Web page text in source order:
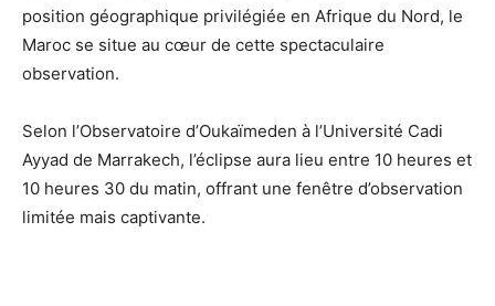
position géographique privilégiée en Afrique du Nord, le
Maroc se situe au cœur de cette spectaculaire
observation.
Selon l’Observatoire d’Oukaïmeden à l’Université Cadi
Ayyad de Marrakech, l’éclipse aura lieu entre 10 heures et
10 heures 30 du matin, offrant une fenêtre d’observation
limitée mais captivante.